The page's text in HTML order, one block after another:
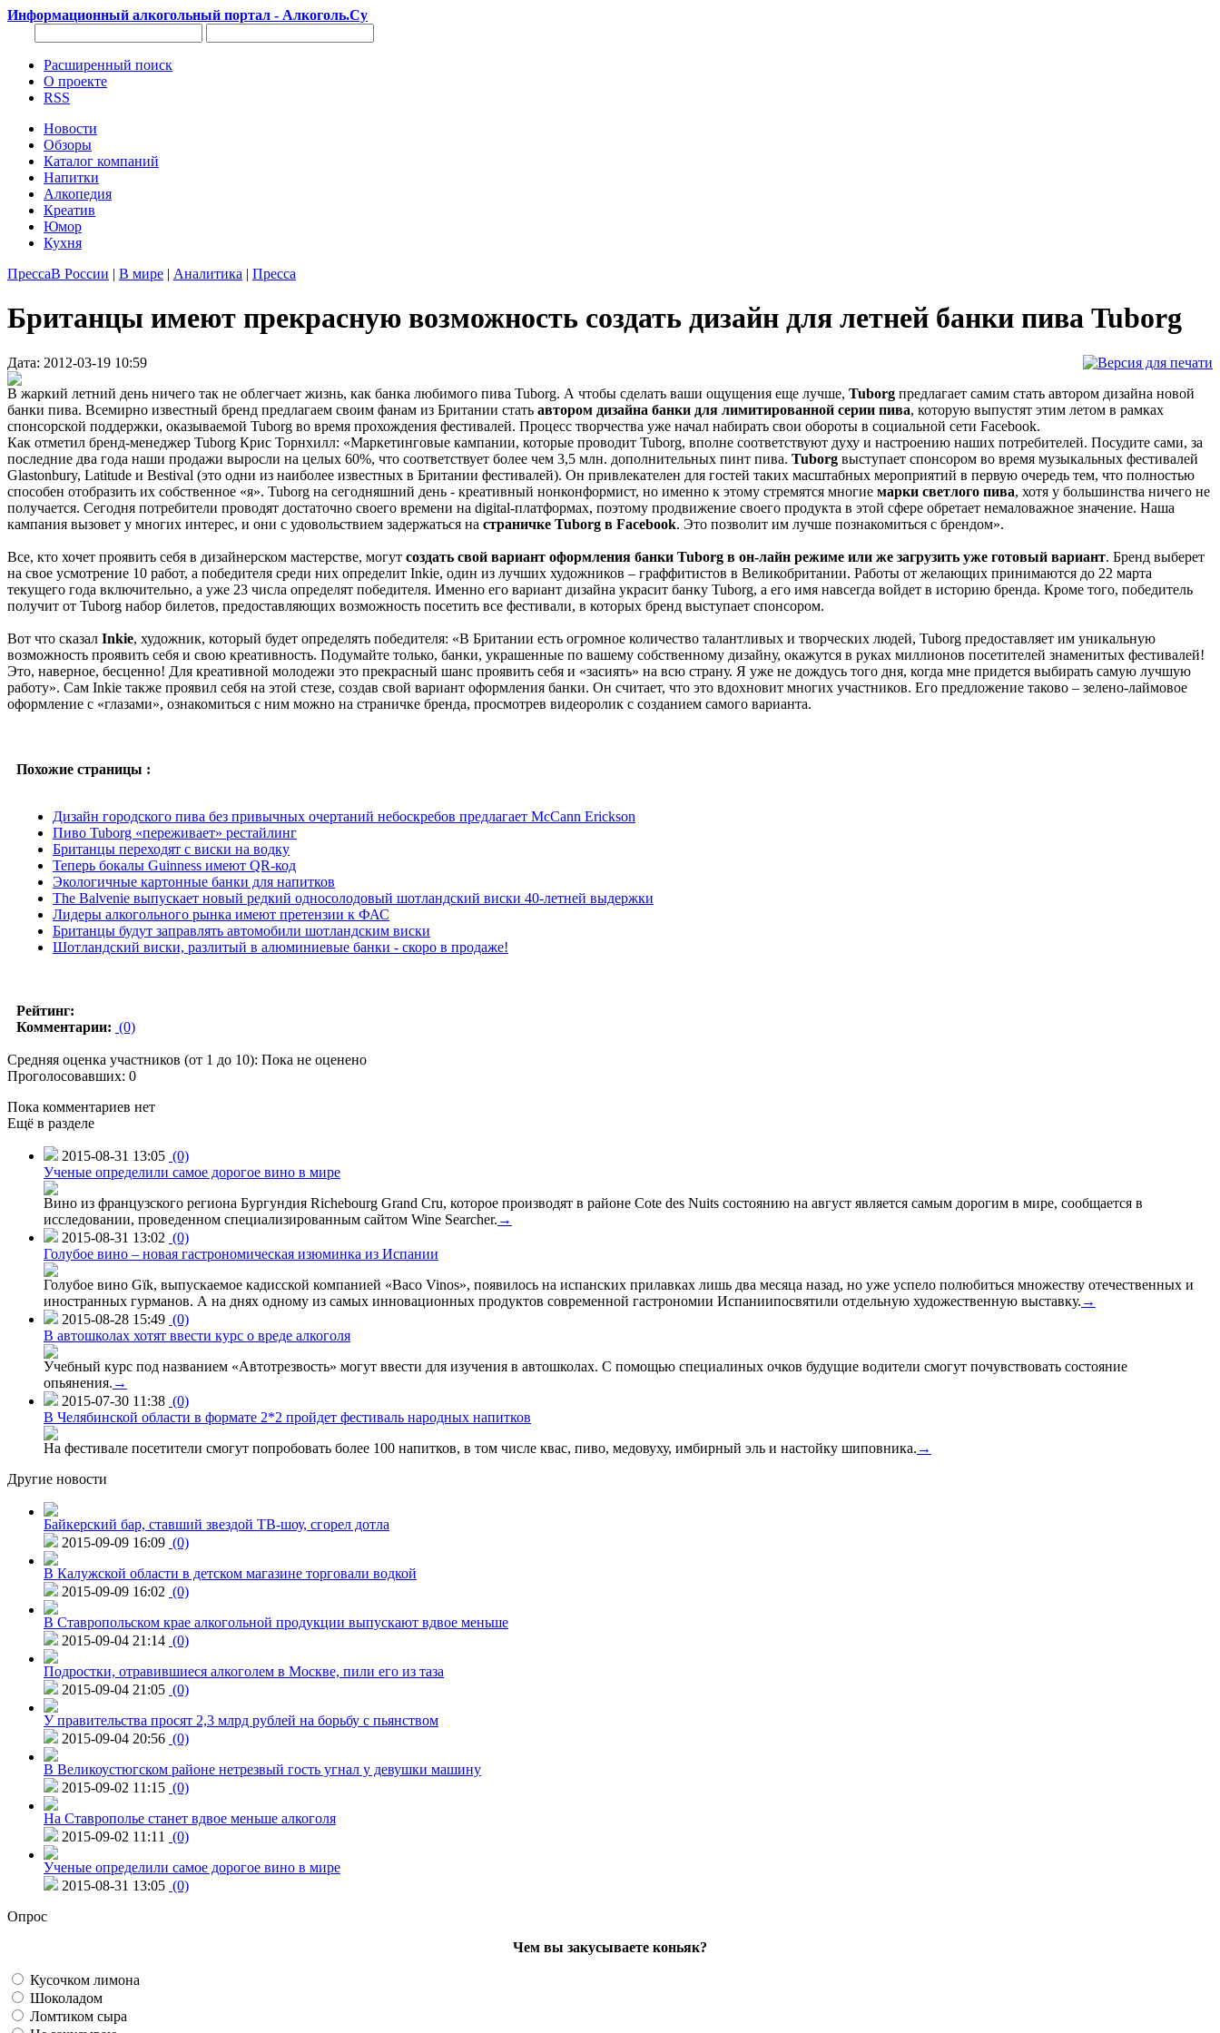
Информационный алкогольный портал - Алкоголь.Су
Расширенный поиск
О проекте
RSS
Новости
Обзоры
Каталог компаний
Напитки
Алкопедия
Креатив
Юмор
Кухня
ПрессаВ России | В мире | Аналитика | Пресса
Британцы имеют прекрасную возможность создать дизайн для летней банки пива Tuborg
Дата: 2012-03-19 10:59
В жаркий летний день ничего так не облегчает жизнь, как банка любимого пива Tuborg. А чтобы сделать ваши ощущения еще лучше, Tuborg предлагает самим стать автором дизайна новой
банки пива. Всемирно известный бренд предлагаем своим фанам из Британии стать автором дизайна банки для лимитированной серии пива, которую выпустят этим летом в рамках
спонсорской поддержки, оказываемой Tuborg во время прохождения фестивалей. Процесс творчества уже начал набирать свои обороты в социальной сети Facebook.
Как отметил бренд-менеджер Tuborg Крис Торнхилл: «Маркетинговые кампании, которые проводит Tuborg, вполне соответствуют духу и настроению наших потребителей. Посудите сами, за
последние два года наши продажи выросли на целых 60%, что соответствует более чем 3,5 млн. дополнительных пинт пива. Tuborg выступает спонсором во время музыкальных фестивалей
Glastonbury, Latitude и Bestival (это одни из наиболее известных в Британии фестивалей). Он привлекателен для гостей таких масштабных мероприятий в первую очередь тем, что полностью
способен отобразить их собственное «я». Tuborg на сегодняшний день - креативный нонконформист, но именно к этому стремятся многие марки светлого пива, хотя у большинства ничего не
получается. Сегодня потребители проводят достаточно своего времени на digital-платформах, поэтому продвижение своего продукта в этой сфере обретает немаловажное значение. Наша
кампания вызовет у многих интерес, и они с удовольствием задержаться на страничке Tuborg в Facebook. Это позволит им лучше познакомиться с брендом».
Все, кто хочет проявить себя в дизайнерском мастерстве, могут создать свой вариант оформления банки Tuborg в он-лайн режиме или же загрузить уже готовый вариант. Бренд выберет
на свое усмотрение 10 работ, а победителя среди них определит Inkie, один из лучших художников – граффитистов в Великобритании. Работы от желающих принимаются до 22 марта
текущего года включительно, а уже 23 числа определят победителя. Именно его вариант дизайна украсит банку Tuborg, а его имя навсегда войдет в историю бренда. Кроме того, победитель
получит от Tuborg набор билетов, предоставляющих возможность посетить все фестивали, в которых бренд выступает спонсором.
Вот что сказал Inkie, художник, который будет определять победителя: «В Британии есть огромное количество талантливых и творческих людей, Tuborg предоставляет им уникальную
возможность проявить себя и свою креативность. Подумайте только, банки, украшенные по вашему собственному дизайну, окажутся в руках миллионов посетителей знаменитых фестивалей!
Это, наверное, бесценно! Для креативной молодежи это прекрасный шанс проявить себя и «засиять» на всю страну. Я уже не дождусь того дня, когда мне придется выбирать самую лучшую
работу». Сам Inkie также проявил себя на этой стезе, создав свой вариант оформления банки. Он считает, что это вдохновит многих участников. Его предложение таково – зелено-лаймовое
оформление с «глазами», ознакомиться с ним можно на страничке бренда, просмотрев видеоролик с созданием самого варианта.
Похожие страницы :
Дизайн городского пива без привычных очертаний небоскребов предлагает McCann Erickson
Пиво Tuborg «переживает» рестайлинг
Британцы переходят с виски на водку
Теперь бокалы Guinness имеют QR-код
Экологичные картонные банки для напитков
The Balvenie выпускает новый редкий односолодовый шотландский виски 40-летней выдержки
Лидеры алкогольного рынка имеют претензии к ФАС
Британцы будут заправлять автомобили шотландским виски
Шотландский виски, разлитый в алюминиевые банки - скоро в продаже!
Рейтинг:
Комментарии: (0)
Средняя оценка участников (от 1 до 10): Пока не оценено
Проголосовавших: 0
Пока комментариев нет
Ещё в разделе
2015-08-31 13:05 (0)
Ученые определили самое дорогое вино в мире
Вино из французского региона Бургундия Richebourg Grand Cru, которое производят в районе Cote des Nuits состоянию на август является самым дорогим в мире, сообщается в
исследовании, проведенном специализированным сайтом Wine Searcher. →
2015-08-31 13:02 (0)
Голубое вино – новая гастрономическая изюминка из Испании
Голубое вино Gïk, выпускаемое кадисской компанией «Baco Vinos», появилось на испанских прилавках лишь два месяца назад, но уже успело полюбиться множеству отечественных и
иностранных гурманов. А на днях одному из самых инновационных продуктов современной гастрономии Испаниипосвятили отдельную художественную выставку. →
2015-08-28 15:49 (0)
В автошколах хотят ввести курс о вреде алкоголя
Учебный курс под названием «Автотрезвость» могут ввести для изучения в автошколах. С помощью специалиных очков будущие водители смогут почувствовать состояние
опьянения. →
2015-07-30 11:38 (0)
В Челябинской области в формате 2*2 пройдет фестиваль народных напитков
На фестивале посетители смогут попробовать более 100 напитков, в том числе квас, пиво, медовуху, имбирный эль и настойку шиповника. →
Другие новости
Байкерский бар, ставший звездой ТВ-шоу, сгорел дотла
2015-09-09 16:09 (0)
В Калужской области в детском магазине торговали водкой
2015-09-09 16:02 (0)
В Ставропольском крае алкогольной продукции выпускают вдвое меньше
2015-09-04 21:14 (0)
Подростки, отравившиеся алкоголем в Москве, пили его из таза
2015-09-04 21:05 (0)
У правительства просят 2,3 млрд рублей на борьбу с пьянством
2015-09-04 20:56 (0)
В Великоустюгском районе нетрезвый гость угнал у девушки машину
2015-09-02 11:15 (0)
На Ставрополье станет вдвое меньше алкоголя
2015-09-02 11:11
(0)
Ученые определили самое дорогое вино в мире
2015-08-31 13:05 (0)
Опрос
Чем вы закусываете коньяк?
Кусочком лимона
Шоколадом
Ломтиком сыра